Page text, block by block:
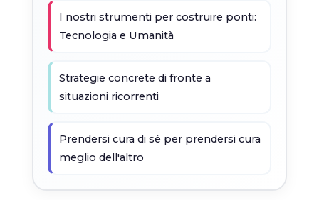
I nostri strumenti per costruire ponti:
Tecnologia e Umanità
Strategie concrete di fronte a
situazioni ricorrenti
Prendersi cura di sé per prendersi cura
meglio dell'altro